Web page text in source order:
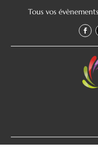
Tous vos